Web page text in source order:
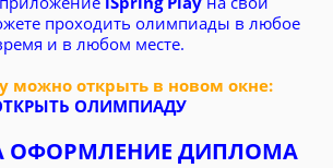
проходить олимпиады в любое
и в любом месте.
можно открыть в новом окне:
ОЛИМПИАДУ
ОФОРМЛЕНИЕ ДИПЛОМА